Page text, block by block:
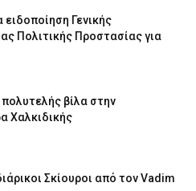
ειδοποίηση Γενικής
Πολιτικής Προστασίας για
βίλα στην
Χαλκιδικής
Σκίουροι από τον Vadim